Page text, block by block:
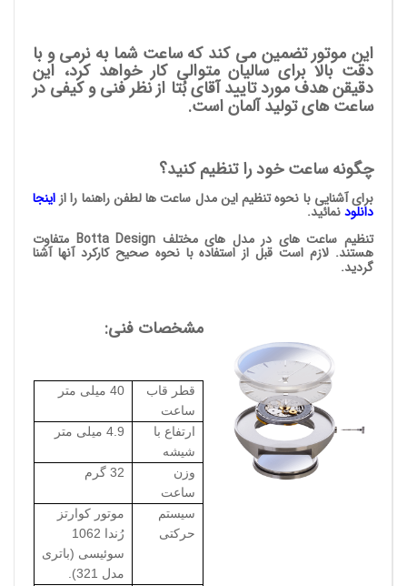
این موتور تضمین می کند که ساعت شما به نرمی و با
دقت بالا برای سالیان متوالی کار خواهد کرد، این
دقیقن هدف مورد تایید آقای بُتا از نظر فنی و کیفی در
ساعت های تولید آلمان است.
چگونه ساعت خود را تنظیم کنید؟
برای آشنایی با نحوه تنظیم این مدل ساعت ها لطفن راهنما را از اینجا
دانلودنمائید.
تنظیم ساعت های در مدل های مختلف Botta Design متفاوت
هستند. لازم است قبل از استفاده با نحوه صحیح کارکرد آنها آشنا
گردید.
مشخصات فنی:
قطر قاب
ساعت
40 میلی متر
ارتفاع با
شیشه
4.9 میلی متر
وزن
ساعت
32 گرم
سیستم
حرکتی
موتور کوارتز
رُندا 1062
سوئیسی (باتری
مدل 321).